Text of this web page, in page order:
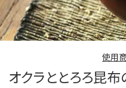
使用
オクラととろろ昆